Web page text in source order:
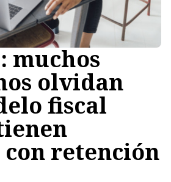
muchos
olvidan
fiscal
retención